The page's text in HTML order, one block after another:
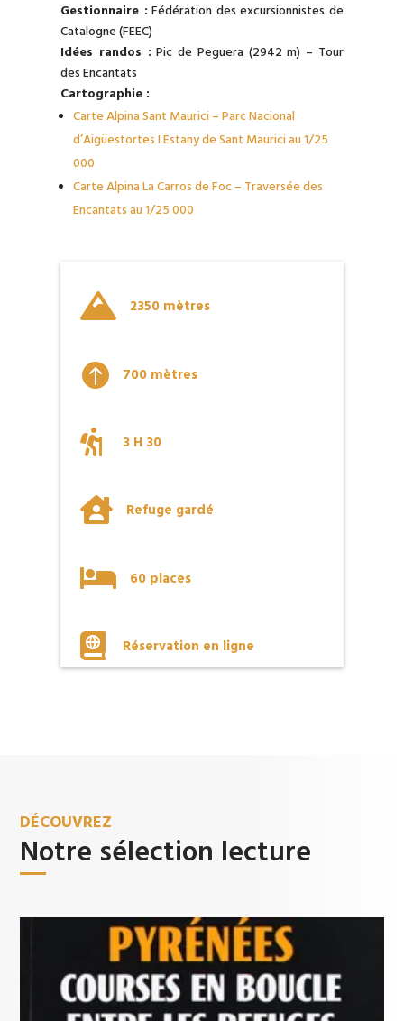
Gestionnaire : Fédération des excursionnistes de
Catalogne (FEEC)
Idées randos : Pic de Peguera (2942 m) – Tour
des Encantats
Cartographie :
Carte Alpina Sant Maurici – Parc Nacional
d’Aigüestortes I Estany de Sant Maurici au 1/25
000
Carte Alpina La Carros de Foc – Traversée des
Encantats au 1/25 000
 2350 mètres
 700 mètres
 3 H 30
 Refuge gardé
 60 places
 Réservation en ligne
DÉCOUVREZ
Notre sélection lecture